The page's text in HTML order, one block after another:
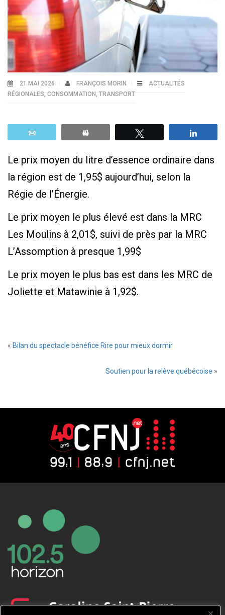
21 MAI 2026 FRANÇOIS MORIN
ACTUALITÉS
RÉGIONALES CONSOMMATION TRANSPORT
Le prix moyen du litre d’essence ordinaire dans
la région est de 1,95$ aujourd’hui, selon la
Régie de l’Énergie.
Le prix moyen le plus élevé est dans la MRC
Les Moulins à 2,01$, suivi de près par la MRC
L’Assomption à presque 1,99$
Le prix moyen le plus bas est dans les MRC de
Joliette et Matawinie à 1,92$.
« Bilan du spectacle bénéfice Rire pour mieux dormir
Soutien pour la relève québécoise »